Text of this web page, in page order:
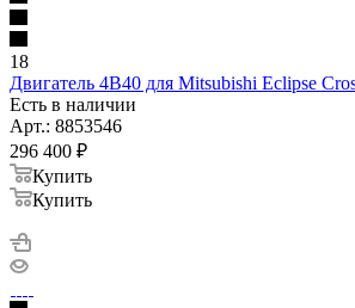
18
Двигатель 4B40 для Mitsubishi Eclipse
Есть в наличии
Арт.: 8853546
296 400 ₽
Купить
Купить